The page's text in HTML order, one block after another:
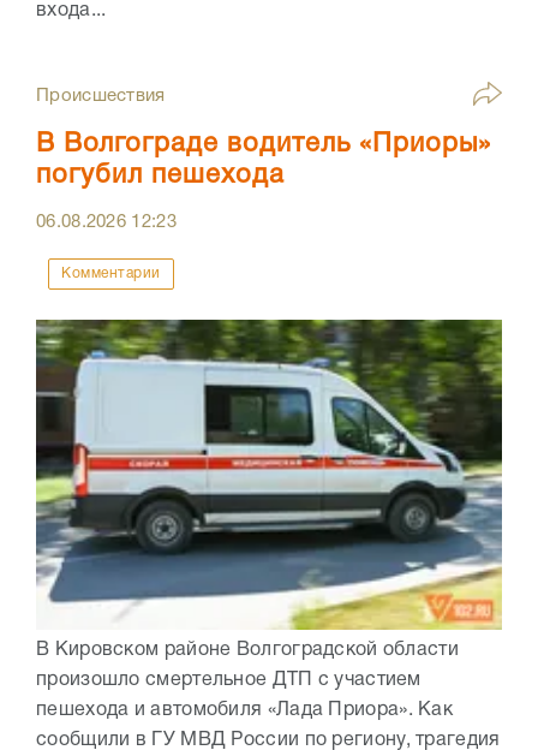
входа...
Происшествия
В Волгограде водитель «Приоры»
погубил пешехода
06.08.2026 12:23
Комментарии
В Кировском районе Волгоградской области
произошло смертельное ДТП с участием
пешехода и автомобиля «Лада Приора». Как
сообщили в ГУ МВД России по региону, трагедия